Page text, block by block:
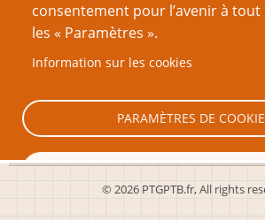
consentement pour l’avenir à
les « Paramètres ».
Information sur les cookies
PARAMÈTRES DE COOKIE
TOUT REFUSER
Jouer en distanciel m’a transformé
Une aide de jeu utile
© 2026 PTGPTB.fr, All rights